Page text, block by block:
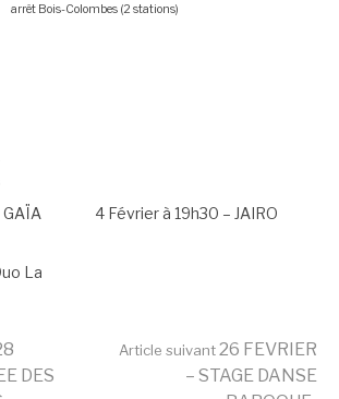
arrêt Bois-Colombes (2 stations)
4 Février à 19h30 – JAIRO
La
DES
Article suivant26 FEVRIER
– STAGE DANSE